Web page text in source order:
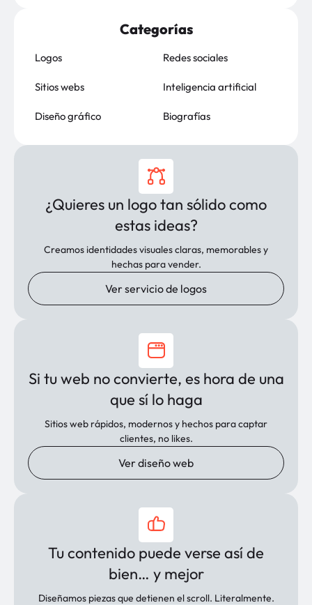
Categorías
Logos
Sitios webs
Diseño gráfico
Redes sociales
Inteligencia artificial
Biografías
¿Quieres un logo tan sólido como
estas ideas?
Creamos identidades visuales claras, memorables y
hechas para vender.
Ver servicio de logos
Si tu web no convierte, es hora de una
que sí lo haga
Sitios web rápidos, modernos y hechos para captar
clientes, no likes.
Ver diseño web
Tu contenido puede verse así de
bien… y mejor
Diseñamos piezas que detienen el scroll. Literalmente.